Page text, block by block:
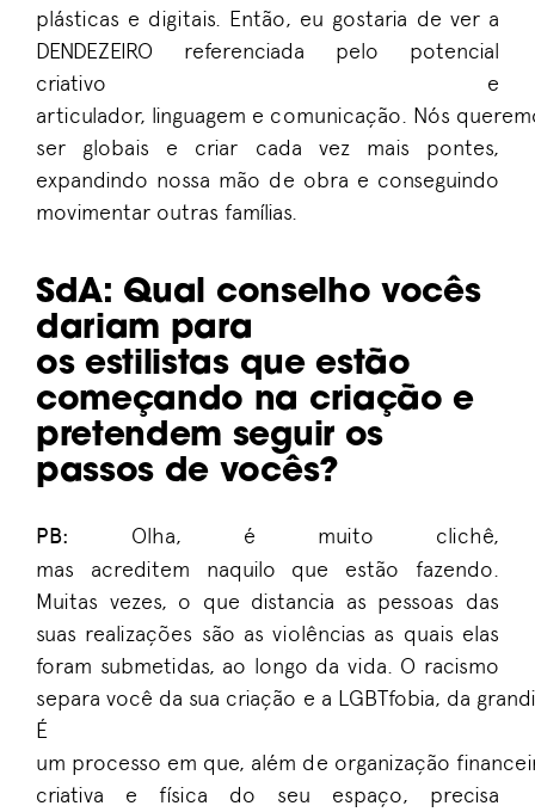
plásticas e digitais. Então, eu gostaria de vera
DENDEZEIRO referenciada pelo
potencial
criativo e
articulador, linguagem e comunicação Nós
ser globais e criar cada vez mais pontes,
expandindo nossa mão de obra e conseguindo
movimentar outras famílias.
SdA: Qual conselho vocês
dariam para
osestilistasque estão
começando na criação e
pretendem seguir os
passos de vocês?
PB: Olha, é muito clichê,
mas acreditem naquilo que estão fazendo
Muitas vezes, o que distancia as pessoas das
suas realizações são asviolências as quais elas
foram submetidas, ao longo da vida. O racismo
separavocê da sua criação e a LGBTfobia, da
É
um processo em que, além de organização
criativa e física do seu espaço, precisa